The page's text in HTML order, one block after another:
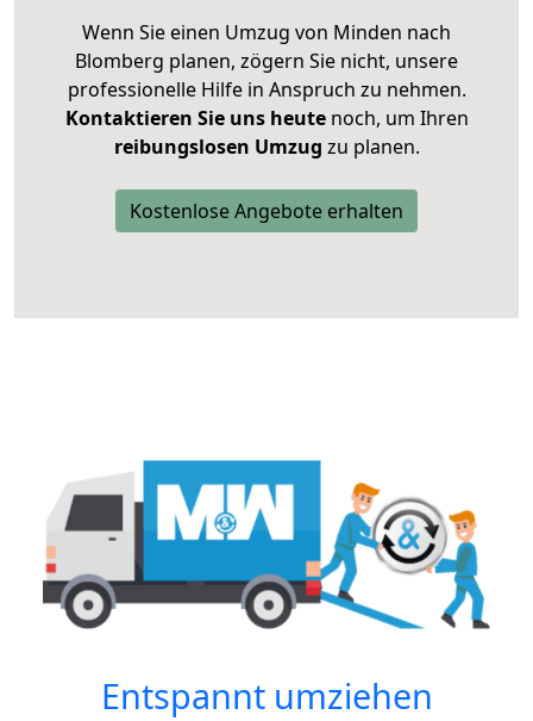
Wenn Sie einen Umzug von Minden nach
Blomberg planen, zögern Sie nicht, unsere
professionelle Hilfe in Anspruch zu nehmen.
Kontaktieren Sie uns heutenoch, um Ihren
reibungslosen Umzug zu planen.
Kostenlose Angebote erhalten
Entspannt umziehen